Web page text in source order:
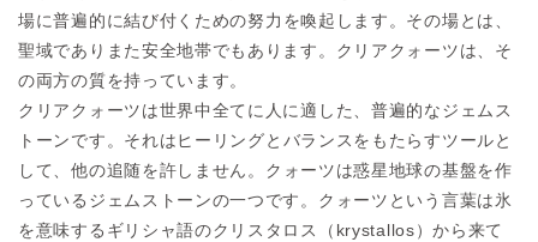
場に普遍的に結び付くための努力を喚起します。 その場とは、
聖域でありまた安全地帯でもあります。クリアクォーツは、そ
の両方の質を持っています。
クリアクォーツは世界中全てに人に適した、普遍的なジェムス
トーンです。それはヒーリングとバランスをもたらすツールと
して、他の追随を許しま せん。 クォーツは惑星地球の基盤を作
っているジェムストーンの一つです。クォーツという 言葉は氷
を意味するギリシャ語のクリスタロス（krystallos）から来て